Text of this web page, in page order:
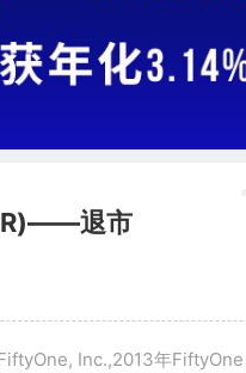
退市
Inc.,2013年FiftyOne